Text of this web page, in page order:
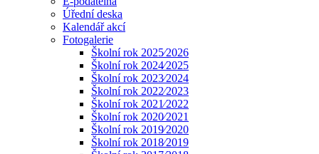
Úřední deska
Kalendář akcí
Fotogalerie
Školní rok 2025⁄2026
Školní rok 2024⁄2025
Školní rok 2023⁄2024
Školní rok 2022⁄2023
Školní rok 2021⁄2022
Školní rok 2020⁄2021
Školní rok 2019⁄2020
Školní rok 2018⁄2019